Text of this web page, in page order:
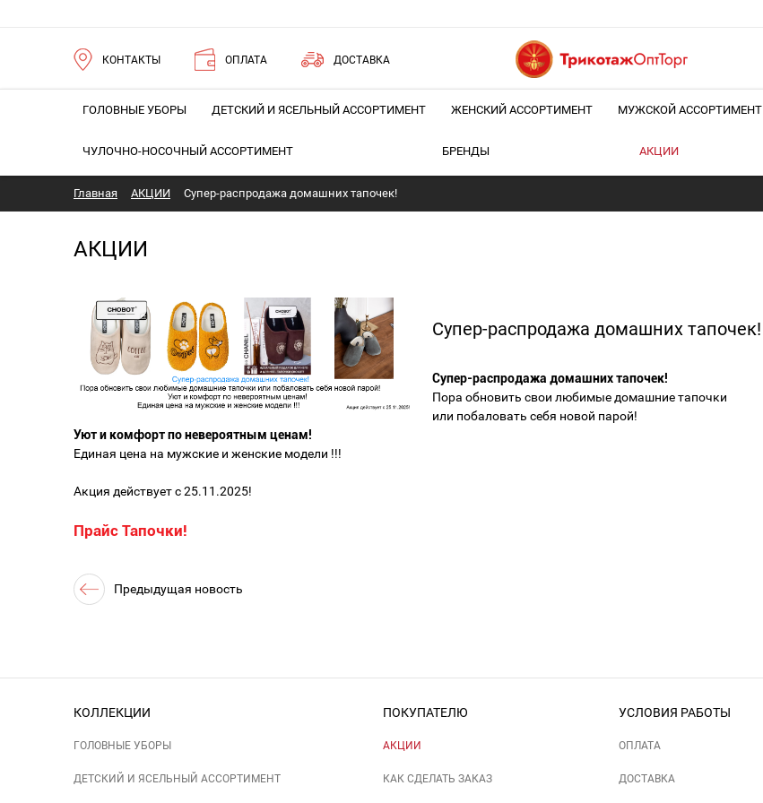
КОНТАКТЫ ОПЛАТА ДОСТАВКА
ГОЛОВНЫЕ УБОРЫ ДЕТСКИЙ И ЯСЕЛЬНЫЙ АССОРТИМЕНТ ЖЕНСКИЙ АССОРТИМЕНТ МУЖСКОЙ АССОРТИМЕНТ
ЧУЛОЧНО-НОСОЧНЫЙ АССОРТИМЕНТ БРЕНДЫ АКЦИИ
Главная АКЦИИ Супер-распродажа домашних тапочек!
АКЦИИ
Супер-распродажа домашних тапочек!
Супер-распродажа домашних тапочек!
Пора обновить свои любимые домашние тапочки
или побаловать себя новой парой!
Уют и комфорт по невероятным ценам!
Единая цена на мужские и женские модели !!!
Акция действует с 25.11.2025!
Прайс Тапочки!
Предыдущая новость
КОЛЛЕКЦИИ
ГОЛОВНЫЕ УБОРЫ
ДЕТСКИЙ И ЯСЕЛЬНЫЙ АССОРТИМЕНТ
ПОКУПАТЕЛЮ
АКЦИИ
КАК СДЕЛАТЬ ЗАКАЗ
УСЛОВИЯ РАБОТЫ
ОПЛАТА
ДОСТАВКА